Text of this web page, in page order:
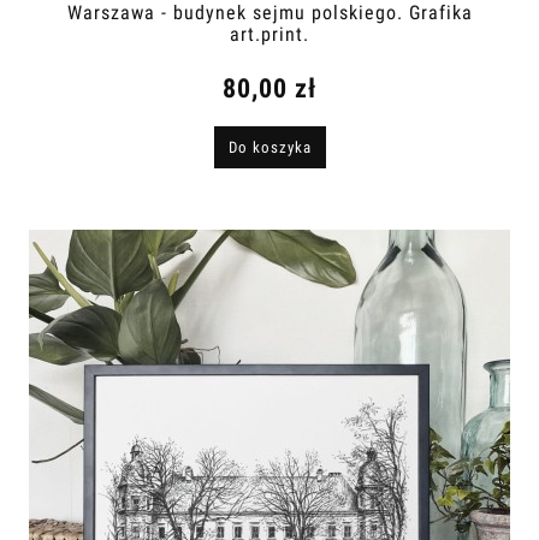
Warszawa - budynek sejmu polskiego. Grafika
art.print.
80,00 zł
Do koszyka